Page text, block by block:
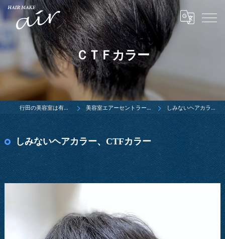
ＣＴＦカラー
行田の美容室は有限会社ウエダ 美容室エアーセントラーレ行田店ブログ しみないヘアカラー、CTFカラー
しみないヘアカラー、CTFカラー